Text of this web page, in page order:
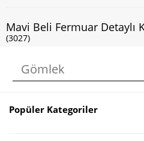
Mavi Beli Fermuar Detaylı
(3027)
Kapıda Nakit veya Kart ile Ödeme
Popüler Kategoriler